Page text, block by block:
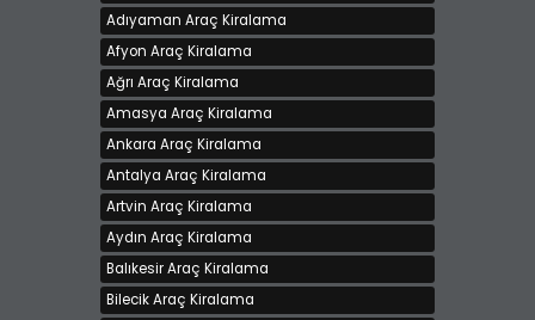
ŞAHİN RENT A CAR ' DAN KİRALIK HYUNDAİ ELANTRA
Kiralama bedeli 900 TL
Bursa, Osmangazi
Adıyaman Araç Kiralama
Afyon Araç Kiralama
Ağrı Araç Kiralama
Amasya Araç Kiralama
Ankara Araç Kiralama
Antalya Araç Kiralama
Artvin Araç Kiralama
Aydın Araç Kiralama
Balıkesir Araç Kiralama
Bilecik Araç Kiralama